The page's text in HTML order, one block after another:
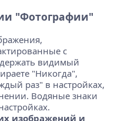
"Фотографии"
с
видимый
"Никогда",
раз" в настройках,
Водяные знаки
изображений и